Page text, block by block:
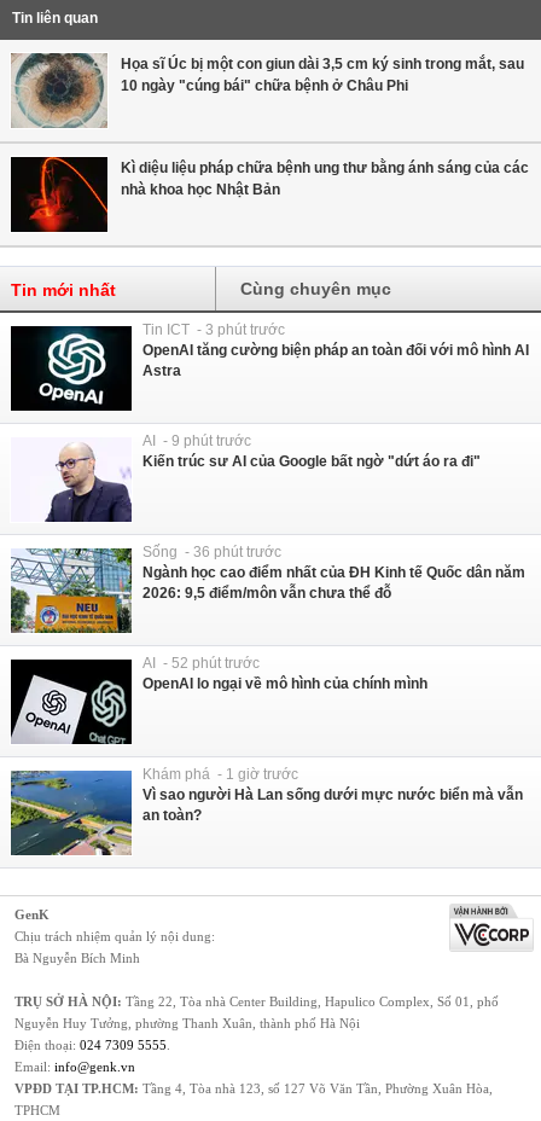
Tin liên quan
Họa sĩ Úc bị một con giun dài 3,5 cm ký sinh trong mắt, sau
10 ngày "cúng bái" chữa bệnh ở Châu Phi
Kì diệu liệu pháp chữa bệnh ung thư bằng ánh sáng của các
nhà khoa học Nhật Bản
Tin mới nhất Cùng chuyên mục
Tin ICT - 3 phút trước
OpenAI tăng cường biện pháp an toàn đối với mô hình AI
Astra
AI - 9 phút trước
Kiến trúc sư AI của Google bất ngờ "dứt áo ra đi"
Sống - 36 phút trước
Ngành học cao điểm nhất của ĐH Kinh tế Quốc dân năm
2026: 9,5 điểm/môn vẫn chưa thể đỗ
AI - 52 phút trước
OpenAI lo ngại về mô hình của chính mình
Khám phá - 1 giờ trước
Vì sao người Hà Lan sống dưới mực nước biển mà vẫn
an toàn?
GenK
Chịu trách nhiệm quản lý nội dung:
Bà Nguyễn Bích Minh
TRỤ SỞ HÀ NỘI: Tầng 22, Tòa nhà Center Building, Hapulico Complex, Số 01, phố
Nguyễn Huy Tưởng, phường Thanh Xuân, thành phố Hà Nội
Điện thoại: 024 7309 5555
Email: info@genk.vn
VPĐD TẠI TP.HCM: Tầng 4, Tòa nhà 123, số 127 Võ Văn Tần, Phường Xuân Hòa,
TPHCM